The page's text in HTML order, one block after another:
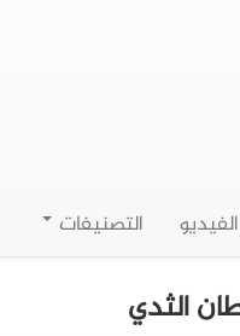
الفيديو التصنيفات
الثدي